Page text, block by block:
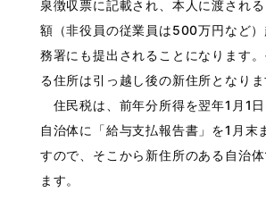
泉徴収票に記載され、本人に渡され
額（非役員の従業員は500万円など
務署にも提出されることになります
る住所は引っ越し後の新住所となりま
住民税は、前年分所得を翌年1月1
自治体に「給与支払報告書」を1月末
すので、そこから新住所のある自治
ます。